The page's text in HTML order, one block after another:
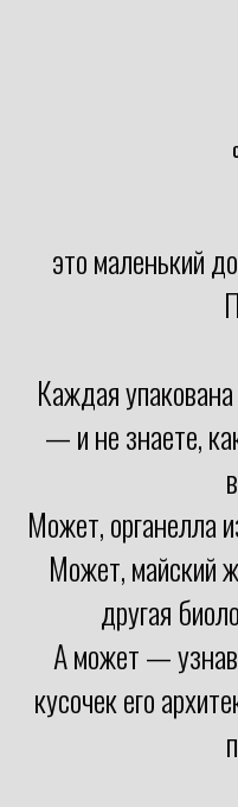
это маленький
Каждая
— и не знаете,
Может, органелла
Может, майский
другая
А может —
кусочек его